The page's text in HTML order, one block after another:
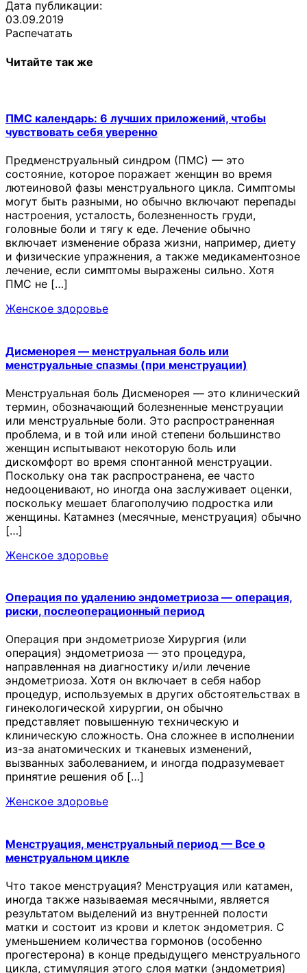
Дата публикации:
03.09.2019
Распечатать
Читайте так же
ПМС календарь: 6 лучших приложений, чтобы
чувствовать себя уверенно
Предменструальный синдром (ПМС) — это
состояние, которое поражает женщин во время
лютеиновой фазы менструального цикла. Симптомы
могут быть разными, но обычно включают перепады
настроения, усталость, болезненность груди,
головные боли и тягу к еде. Лечение обычно
включает изменение образа жизни, например, диету
и физические упражнения, а также медикаментозное
лечение, если симптомы выражены сильно. Хотя
ПМС не […]
Женское здоровье
Дисменорея — менструальная боль или
менструальные спазмы (при менструации)
Менструальная боль Дисменорея — это клинический
термин, обозначающий болезненные менструации
или менструальные боли. Это распространенная
проблема, и в той или иной степени большинство
женщин испытывают некоторую боль или
дискомфорт во время спонтанной менструации.
Поскольку она так распространена, ее часто
недооценивают, но иногда она заслуживает оценки,
поскольку мешает благополучию подростка или
женщины. Катамнез (месячные, менструация) обычно
[…]
Женское здоровье
Операция по удалению эндометриоза — операция,
риски, послеоперационный период
Операция при эндометриозе Хирургия (или
операция) эндометриоза — это процедура,
направленная на диагностику и/или лечение
эндометриоза. Хотя он включает в себя набор
процедур, используемых в других обстоятельствах в
гинекологической хирургии, он обычно
представляет повышенную техническую и
клиническую сложность. Она сложнее в исполнении
из-за анатомических и тканевых изменений,
вызванных заболеванием, и иногда подразумевает
принятие решения об […]
Женское здоровье
Менструация, менструальный период — Все о
менструальном цикле
Что такое менструация? Менструация или катамен,
иногда также называемая месячными, является
результатом выделений из внутренней полости
матки и состоит из крови и клеток эндометрия. С
уменьшением количества гормонов (особенно
прогестерона) в конце предыдущего менструального
цикла, стимуляция этого слоя матки (эндометрия)